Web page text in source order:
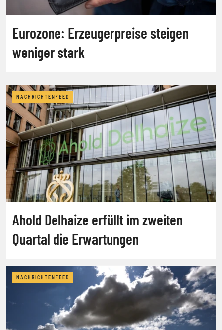
Eurozone: Erzeugerpreise steigen
weniger stark
NACHRICHTENFEED
Ahold Delhaize erfüllt im zweiten
Quartal die Erwartungen
NACHRICHTENFEED